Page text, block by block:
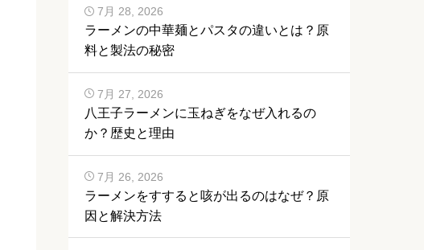
ラーメンの中華麺とパスタの違いとは？原
料と製法の秘密
7月 28, 2026
八王子ラーメンに玉ねぎをなぜ入れるの
か？歴史と理由
7月 27, 2026
ラーメンをすすると咳が出るのはなぜ？原
因と解決方法
7月 26, 2026